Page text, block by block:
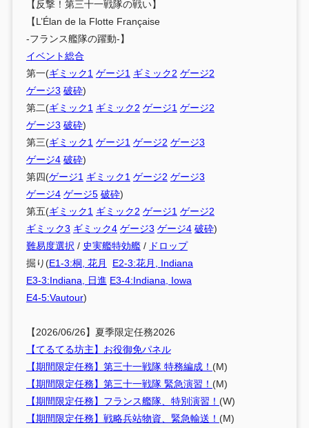
【反撃！第三十一戦隊の戦い】
【L’Élan de la Flotte Française
-フランス艦隊の躍動-】
イベント総合
第一(ギミック1 ゲージ1 ギミック2 ゲージ2
ゲージ3 破砕)
第二(ギミック1 ギミック2 ゲージ1 ゲージ2
ゲージ3 破砕)
第三(ギミック1 ゲージ1 ゲージ2 ゲージ3
ゲージ4 破砕)
第四(ゲージ1 ギミック1 ゲージ2 ゲージ3
ゲージ4 ゲージ5 破砕)
第五(ギミック1 ギミック2 ゲージ1 ゲージ2
ギミック3 ギミック4 ゲージ3 ゲージ4 破砕)
難易度選択 / 史実艦特効艦/ ドロップ
掘り(E1-3:桐, 花月
E2-3:花月, Indiana
E3-3:Indiana, 日進 E3-4:Indiana, Iowa
E4-5:Vautour)
【2026/06/26】夏季限定任務2026
【てるてる坊主】お役御免パネル
【期間限定任務】第三十一戦隊 特務編成！ (M)
【期間限定任務】第三十一戦隊 緊急演習！ (M)
【期間限定任務】フランス艦隊、特別演習！ (W)
【期間限定任務】戦略兵站物資、緊急輸送！ (M)